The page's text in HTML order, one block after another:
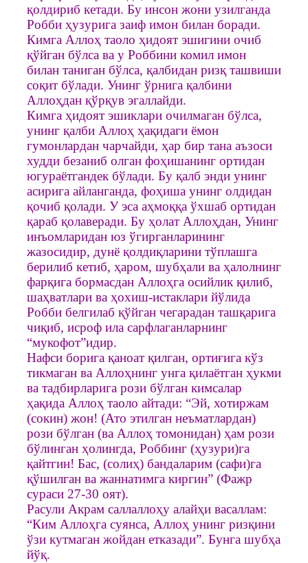
қолдириб кетади. Бу инсон жони узилганда
Робби ҳузурига заиф имон билан боради.
Кимга Аллоҳ таоло ҳидоят эшигини очиб
қўйган бўлса ва у Роббини комил имон
билан таниган бўлса, қалбидан ризқ ташвиши
соқит бўлади. Унинг ўрнига қалбини
Аллоҳдан қўрқув эгаллайди.
Кимга ҳидоят эшиклари очилмаган бўлса,
унинг қалби Аллоҳ ҳақидаги ёмон
гумонлардан чарчайди, ҳар бир тана аъзоси
худди безаниб олган фоҳишанинг ортидан
югураётгандек бўлади. Бу қалб энди унинг
асирига айланганда, фоҳиша унинг олдидан
қочиб қолади. У эса аҳмоққа ўхшаб ортидан
қараб қолаверади. Бу ҳолат Аллоҳдан, Унинг
инъомларидан юз ўгирганларининг
жазосидир, дунё қолдиқларини тўплашга
берилиб кетиб, ҳаром, шубҳали ва ҳалолнинг
фарқига бормасдан Аллоҳга осийлик қилиб,
шаҳватлари ва ҳохиш-истаклари йўлида
Робби белгилаб қўйган чегарадан ташқарига
чиқиб, исроф ила сарфлаганларнинг
“мукофот”идир.
Нафси борига қаноат қилган, ортиғига кўз
тикмаган ва Аллоҳнинг унга қилаётган ҳукми
ва тадбирларига рози бўлган кимсалар
ҳақида Аллоҳ таоло айтади: “Эй, хотиржам
(сокин) жон! (Ато этилган неъматлардан)
рози бўлган (ва Аллоҳ томонидан) ҳам рози
бўлинган ҳолингда, Роббинг (ҳузури)га
қайтгин! Бас, (солиҳ) бандаларим (сафи)га
қўшилган ва жаннатимга киргин” (Фажр
сураси 27-30 оят).
Расули Акрам саллаллоҳу алайҳи васаллам:
“Ким Аллоҳга суянса, Аллоҳ унинг ризқини
ўзи кутмаган жойдан етказади”. Бунга шубҳа
йўқ.